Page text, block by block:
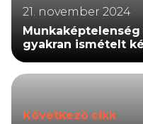
21. november 2024
gyakran ismételt
Következő cikk